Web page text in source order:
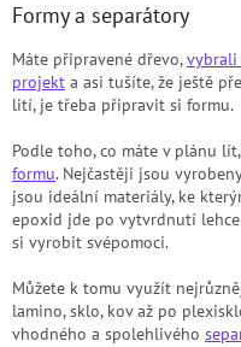
Formy a separátory
Máte připravené dřevo,vybrali
projekt a asi tušíte, že ještě
lití, je třeba připravit si formu.
Podle toho, co máte v plánu
formu. Nejčastěji jsou
jsou ideální materiály, ke
epoxid jde po vytvrdnutí
si vyrobit svépomoci.
Můžete k tomu využít
lamino, sklo, kov až po
vhodného a spolehlivého